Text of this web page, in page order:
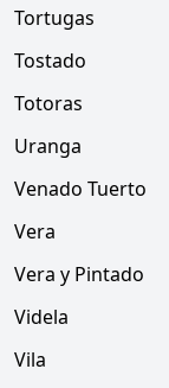
Tortugas
Tostado
Totoras
Uranga
Venado Tuerto
Vera
Vera y Pintado
Videla
Vila